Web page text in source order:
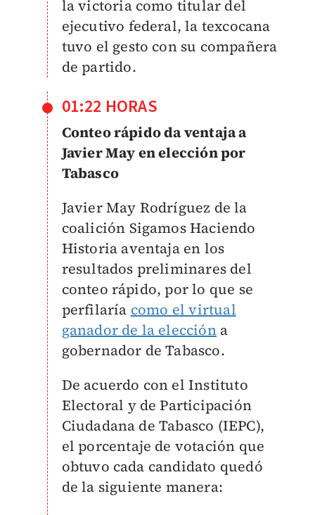
la victoria como titular del
ejecutivo federal, la texcocana
tuvo el gesto con su compañera
de partido.
01:22 HORAS
Conteo rápido da ventaja a
Javier May en elección por
Tabasco
Javier May Rodríguez de la
coalición Sigamos Haciendo
Historia aventaja en los
resultados preliminares del
conteo rápido, por lo que se
perfilaría como el virtual
ganador de la eleccióna
gobernador de Tabasco.
De acuerdo con el Instituto
Electoral y de Participación
Ciudadana de Tabasco (IEPC),
el porcentaje de votación que
obtuvo cada candidato quedó
de la siguiente manera: